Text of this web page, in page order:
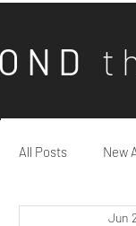
N D t
All Posts New
Jun